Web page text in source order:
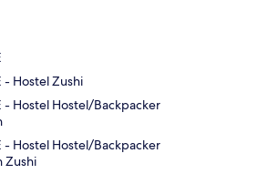
- Hostel Zushi
- Hostel Hostel/Backpacker
- Hostel Hostel/Backpacker
Zushi